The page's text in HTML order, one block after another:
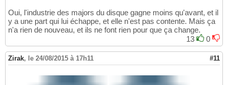
Oui, l'industrie des majors du disque gagne moins qu'avant, et il
y a une part qui lui échappe, et elle n'est pas contente. Mais ça
n'a rien de nouveau, et ils ne font rien pour que ça change.
13
0
Zirak, le 24/08/2015 à 17h11 #11